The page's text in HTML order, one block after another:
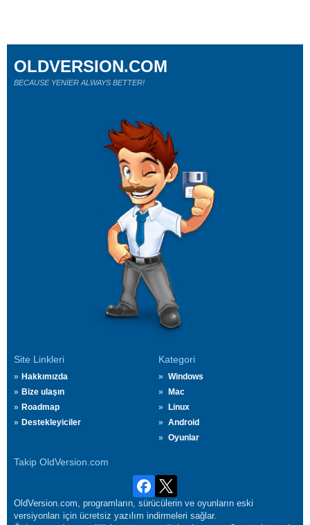
Site Linkleri
Hakkımızda
Bize ulaşın
Roadmap
Destekleyiciler
Kategori
Windows
Mac
Linux
Android
Oyunlar
Takip OldVersion.com
OLDVERSION.COM
BECAUSE YENİER ALWAYS BETTER!
OldVersion.com, programların, sürücülerin ve oyunların eski
versiyonları için ücretsiz yazılım indirmeleri sağlar.